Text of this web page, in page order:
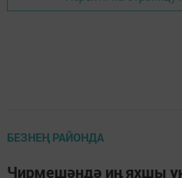
БЕЗНЕҢ РАЙОНДА
Чирмешәндә иң яхшы